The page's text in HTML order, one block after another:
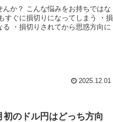
か？ こんな悩みをお持ちではな
すぐに損切りになってしまう ・損
・損切りされてから思惑方向に
2025.12.01
初のドル円はどっち方向